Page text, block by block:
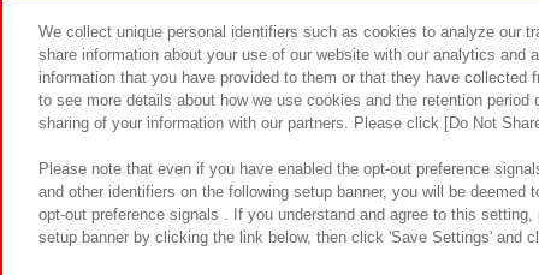
食品のご
We collect unique personal identifiers such as cookies to analyze our
share information about your use of our website with our analytics and
information that you have provided to them or that they have
to see more details about how we use cookies and the retention
sharing of your information with our partners. Please click [Do Not
Please note that even if you have enabled the opt-out preference
and other identifiers on the following setup banner, you will be
opt-out preference signals . If you understand and agree to this
setup banner by clicking the link below, then click 'Save Settings' and